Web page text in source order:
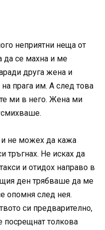
неприятни неща от
да се махна и ме
друга жена и
прага им. А след това
ми в него. Жена ми
и не можех да кажа
тръгнах. Не исках да
и отидох направо в
ден трябваше да ме
опомня след нея.
си предварително,
посрещнат толкова